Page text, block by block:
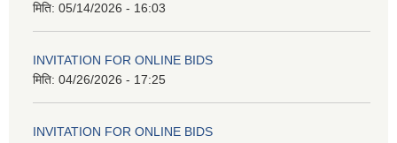
मिति: 05/14/2026 - 16:03
INVITATION FOR ONLINE BIDS
मिति: 04/26/2026 - 17:25
INVITATION FOR ONLINE BIDS